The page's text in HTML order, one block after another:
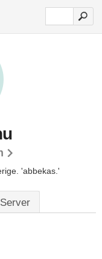
'abbekas.'
Server